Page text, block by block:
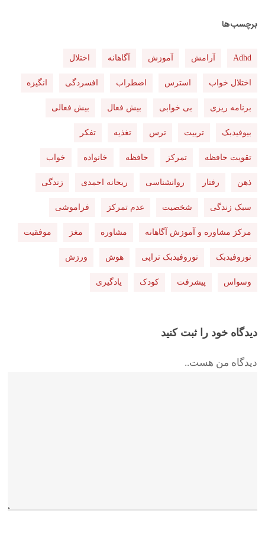
برچسب‌ها
Adhd آرامش آموزش آگاهانه اختلال
اختلال خواب استرس اضطراب افسردگی انگیزه
برنامه ریزی بی خوابی بیش فعال بیش فعالی
بیوفیدبک تربیت ترس تغذیه تفکر
تقویت حافظه تمرکز حافظه خانواده خواب
ذهن رفتار روانشناسی ریحانه احمدی زندگی
سبک زندگی شخصیت عدم تمرکز فراموشی
مرکز مشاوره و آموزش آگاهانه مشاوره مغز موفقیت
نوروفیدبک نوروفیدبک تراپی هوش ورزش
وسواس پیشرفت کودک یادگیری
دیدگاه خود را ثبت کنید
دیدگاه من هست..